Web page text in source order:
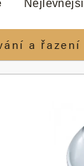
Nejlevnější
a řazení